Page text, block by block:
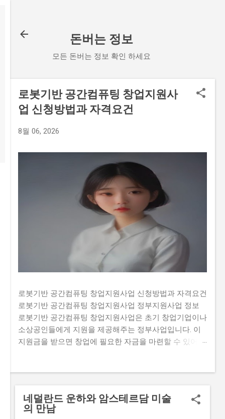
돈버는 정보
모든 돈버는 정보 확인 하세요
로봇기반 공간컴퓨팅 창업지원사
업 신청방법과 자격요건
8월 06, 2026
로봇기반 공간컴퓨팅 창업지원사업 신청방법과 자격요건
로봇기반 공간컴퓨팅 창업지원사업 정부지원사업 정보
로봇기반 공간컴퓨팅 창업지원사업은 초기 창업기업이나
소상공인들에게 지원을 제공해주는 정부사업입니다. 이
지원금을 받으면 창업에 필요한 자금을 마련할 수 있어
경우도 있습니다. 그렇기 때문에 이 글에서는 로봇기반 공
간컴퓨팅 창업지원사업의 신청방법과 자격요건, 지원 내
네덜란드 운하와 암스테르담 미술
의 만남